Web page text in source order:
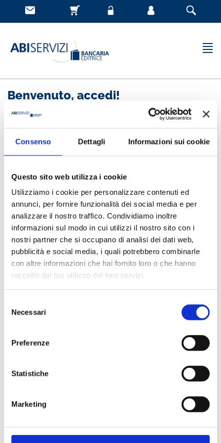
Consenso Dettagli Informazioni sui cookie
Questo sito web utilizza i cookie
Utilizziamo i cookie per personalizzare contenuti ed
annunci, per fornire funzionalità dei social media e per
analizzare il nostro traffico. Condividiamo inoltre
informazioni sul modo in cui utilizzi il nostro sito con i
nostri partner che si occupano di analisi dei dati web,
pubblicità e social media, i quali potrebbero combinarle
con altre informazioni che hai fornito loro o che hanno
raccolto dal tuo utilizzo dei loro servizi.
delNecessari
Preferenze
Statistiche
Marketing
Benvenuto, accedi!
la storia degli acquisti effettuati
Cliente già registrato